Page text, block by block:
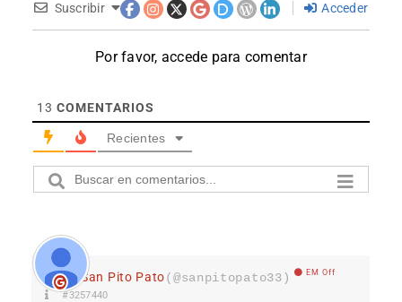
Suscribir Acceder
Por favor, accede para comentar
13 COMENTARIOS
Recientes
San Pito Pato(@sanpitopato33) EM Off
#3257440